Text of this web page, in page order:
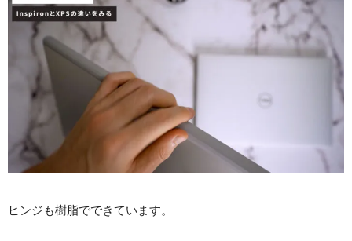
ヒンジも樹脂でできています。